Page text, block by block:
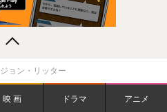
ジョン・リッター
映画 ドラマ アニメ